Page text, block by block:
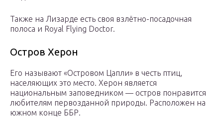
Также на Лизарде есть своя взлётно-посадочная
полоса и Royal Flying Doctor.
Остров Херон
Его называют «Островом Цапли» в честь птиц,
населяющих это место. Херон является
национальным заповедником — остров понравится
любителям первозданной природы. Расположен на
южном конце ББР.